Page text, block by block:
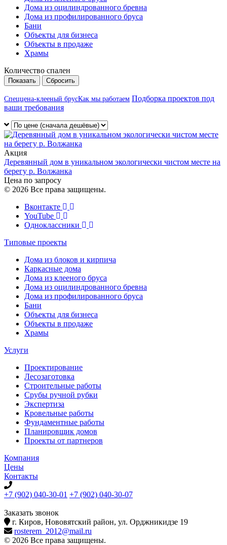
Дома из оцилиндрованного бревна
Дома из профилированного бруса
Бани
Объекты для бизнеса
Объекты в продаже
Храмы
Количество спален
Сбросить
Спеццена-клееный брусКак мы работаем Подборка проектов под
ваши требования
Акция
Деревянный дом в уникальном экологически чистом месте на
берегу р. Волжанка
Цена по запросу
© 2026 Все права защищены.
Вконтакте
YouTube
Одноклассники
Типовые проекты
Дома из блоков и кирпича
Каркасные дома
Дома из клееного бруса
Дома из оцилиндрованного бревна
Дома из профилированного бруса
Бани
Объекты для бизнеса
Объекты в продаже
Храмы
Услуги
Проектирование
Лесозаготовка
Строительные работы
Срубы ручной рубки
Экспертиза
Кровельные работы
Фундаментные работы
Планировщик домов
Проекты от партнеров
Компания
Цены
Контакты
+7 (902) 040-30-01 +7 (902) 040-30-07
Заказать звонок
г. Киров, Нововятский район, ул. Орджникидзе 19
rosterem_2012@mail.ru
© 2026 Все права защищены.